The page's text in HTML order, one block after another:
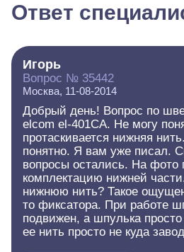
Ответ
Игорь
Вопрос № 35442
Москва, 11-08-2014
Добрый день! Вопрос по
elcom el-401CA. Не могу
протаскивается нижняя
понятно. Я вам уже писал.
вопросы остались. На фото
комплектацию нижней
нижнюю нить? Такое
то фиксатора. При работе
подвижен, а шпулька
ее нить просто не куда